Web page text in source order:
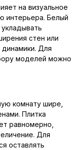
на визуальное
интерьера. Белый
стен или
динамики. Для
моделей можно
комнату шире,
Плитка
равномерно,
Для
оставлять